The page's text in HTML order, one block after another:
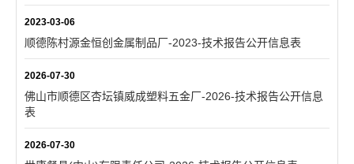
2023-03-06
顺德陈村源金恒创金属制品厂-2023-技术报告公开信息表
2026-07-30
佛山市顺德区杏坛镇威成塑料五金厂-2026-技术报告公开信息
表
2026-07-30